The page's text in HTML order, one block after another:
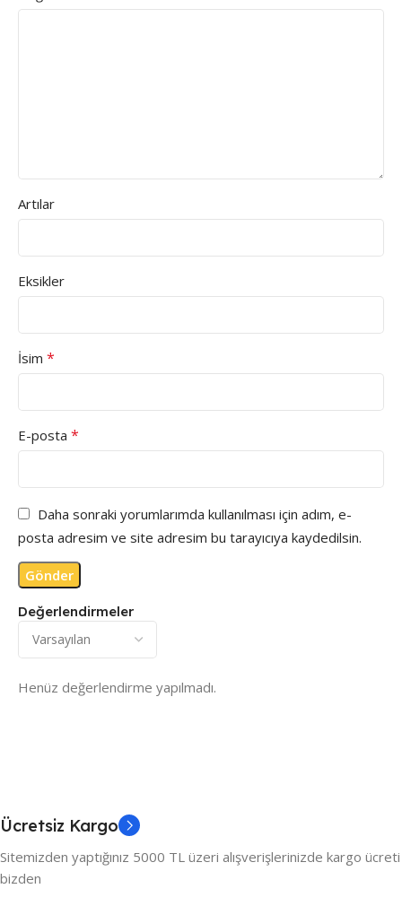
Değerlendirmeler
Henüz değerlendirme yapılmadı.
Artılar
Eksikler
İsim *
E-posta *
Daha sonraki yorumlarımda kullanılması için adım, e-
posta adresim ve site adresim bu tarayıcıya kaydedilsin.
Ücretsiz Kargo
Sitemizden yaptığınız 5000 TL üzeri alışverişlerinizde kargo ücreti
bizden